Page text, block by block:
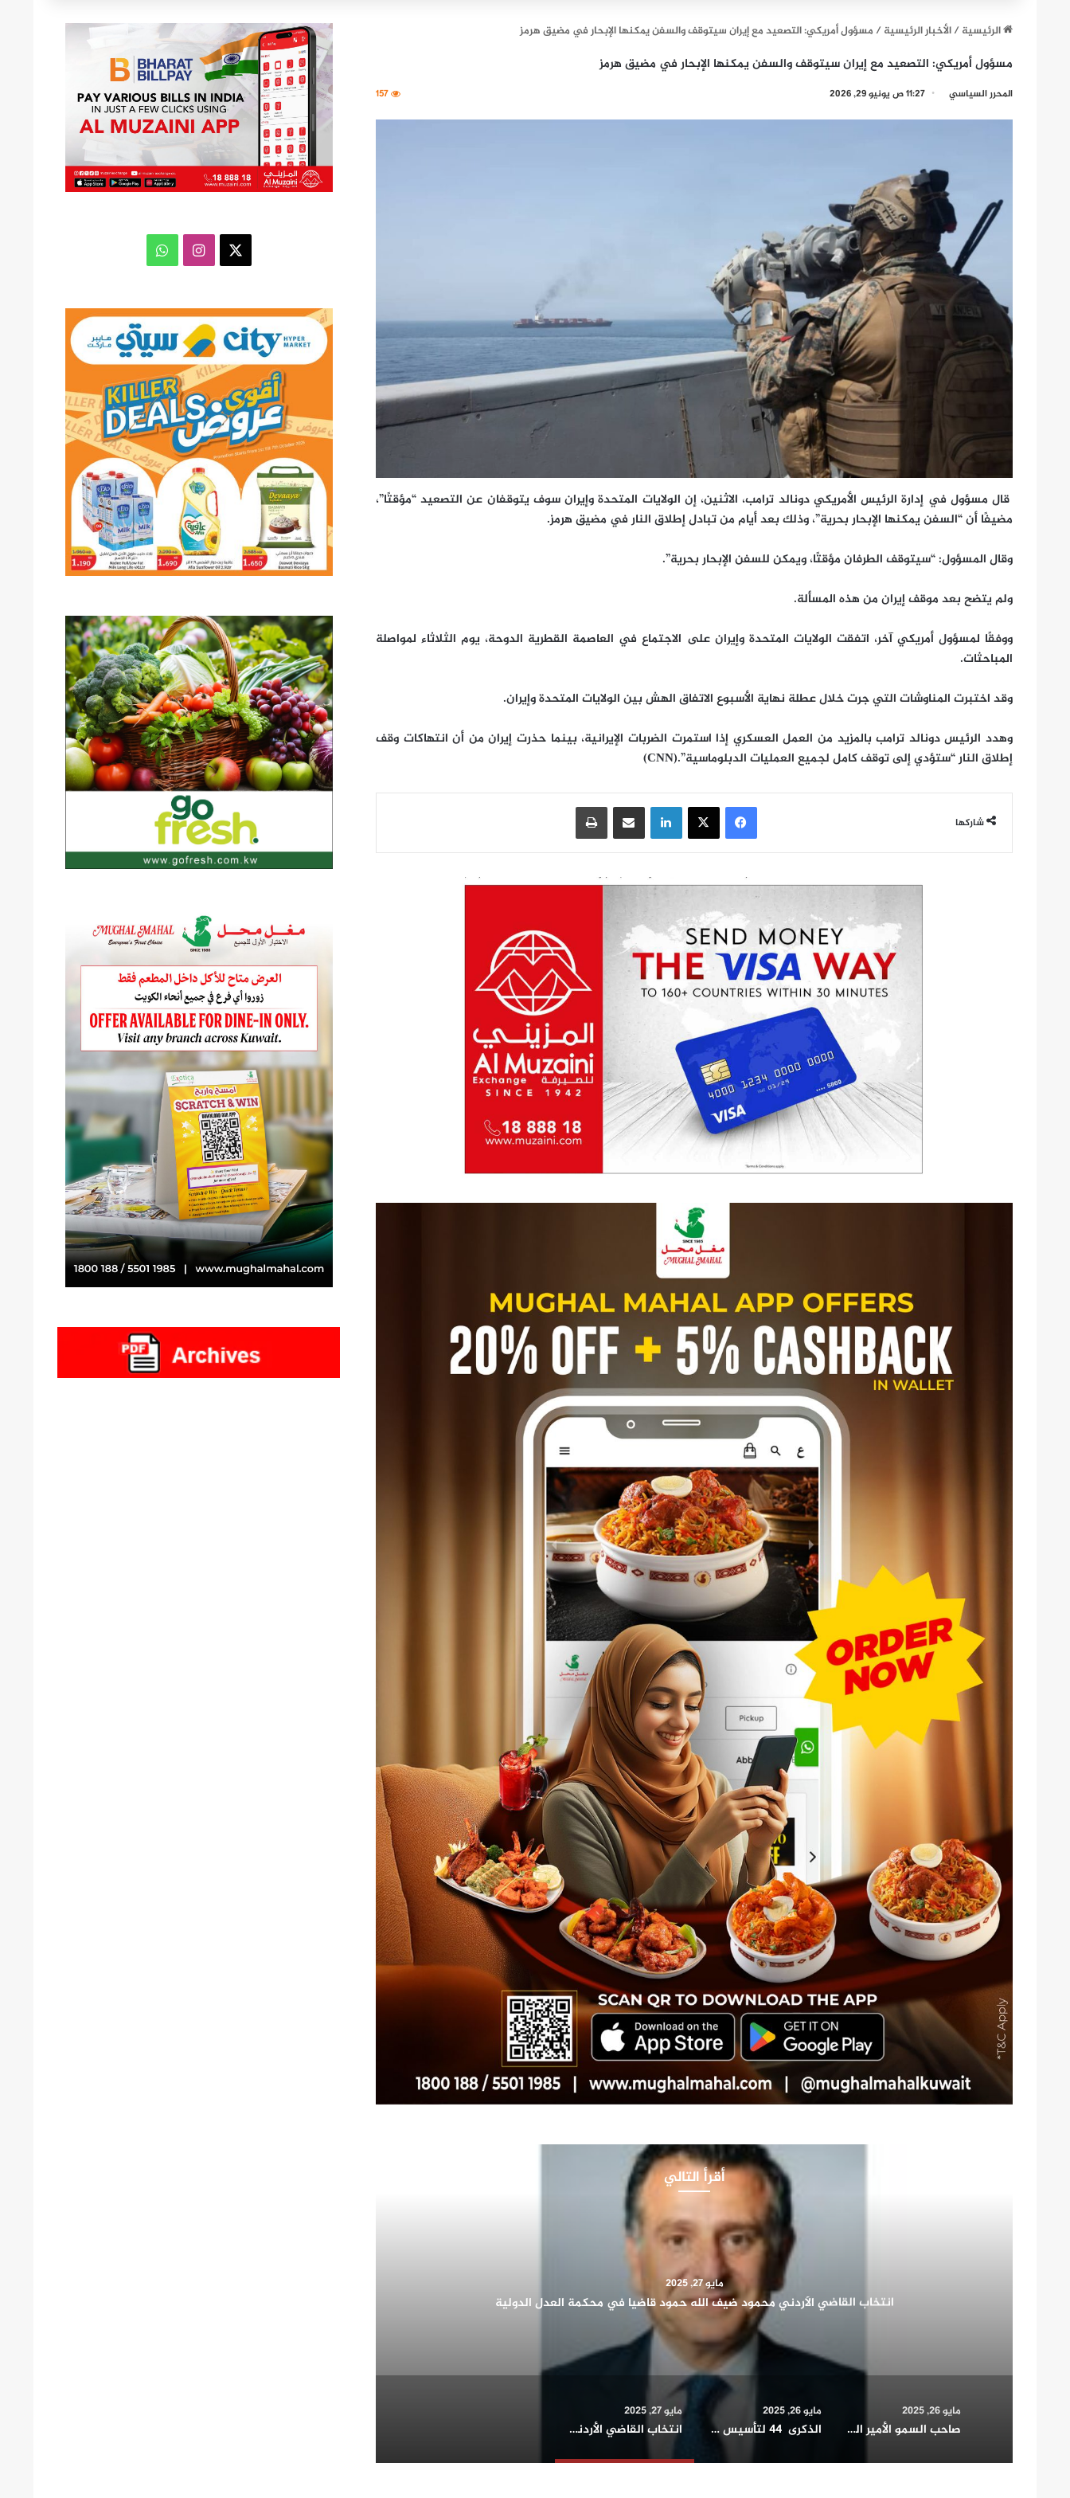
الرئيسية/الأخبار الرئيسية/مسؤول أمريكي: التصعيد مع إيران سيتوقف والسفن يمكنها الإبحار في مضيق هرمز
مسؤول أمريكي: التصعيد مع إيران سيتوقف والسفن يمكنها الإبحار في مضيق هرمز
المحرر السياسي 11:27 ص يونيو 29, 2026 157
قال مسؤول في إدارة الرئيس الأمريكي دونالد ترامب، الاثنين، إن الولايات المتحدة وإيران سوف يتوقفان عن التصعيد “مؤقتًا”،
مضيفًا أن “السفن يمكنها الإبحار بحرية”، وذلك بعد أيام من تبادل إطلاق النار في مضيق هرمز.
وقال المسؤول: “سيتوقف الطرفان مؤقتًا، ويمكن للسفن الإبحار بحرية”.
ولم يتضح بعد موقف إيران من هذه المسألة.
ووفقًا لمسؤول أمريكي آخر، اتفقت الولايات المتحدة وإيران على الاجتماع في العاصمة القطرية الدوحة، يوم الثلاثاء لمواصلة
المباحثات.
وقد اختبرت المناوشات التي جرت خلال عطلة نهاية الأسبوع الاتفاق الهش بين الولايات المتحدة وإيران.
وهدد الرئيس دونالد ترامب بالمزيد من العمل العسكري إذا استمرت الضربات الإيرانية، بينما حذرت إيران من أن انتهاكات وقف
إطلاق النار “ستؤدي إلى توقف كامل لجميع العمليات الدبلوماسية”.(CNN)
شاركها
فيسبوك‫X لينكدإنمشاركة عبر البريد طباعة
أقرأ التالي
مايو 26, 2025
صاحب السمو الأمير الشيخ مشعل الأحمد الجابر الصباح يشيد بدور المرأة الكويتية في التنمية الشاملة ويؤكد:
شريك أساسي في بناء الوطن وتمثيله دوليا
مايو 26, 2025
صاحب السمو الأمير الشيخ مشعل الأحمد الجابر الصباح يشيد بدور المرأة الكويتية في التنمية الشاملة ويؤكد: شريك أساسي في بناء الوطن وتمثيله دوليا
مايو 26, 2025
الذكرى 44 لتأسيس مجلس التعاون الخليجي.. مسيرة حافلة بالإنجازات
مايو 27, 2025
انتخاب القاضي الأردني محمود ضيف الله حمود قاضيا في محكمة العدل الدولية
انستقرامواتساب